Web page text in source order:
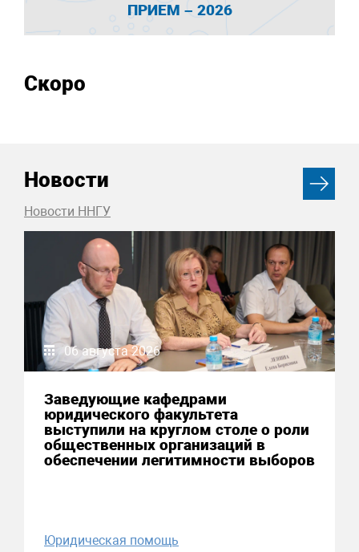
ПРИЕМ – 2026
Скоро
Новости
Новости ННГУ
06 августа 2026
Заведующие кафедрами
юридического факультета
выступили на круглом столе о роли
общественных организаций в
обеспечении легитимности выборов
Юридическая помощь